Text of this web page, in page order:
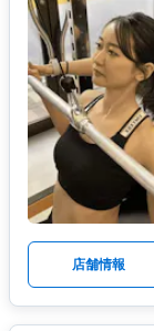
店舗情報